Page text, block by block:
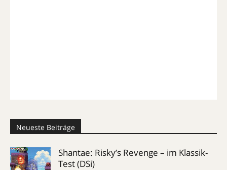
Neueste Beiträge
Shantae: Risky’s Revenge – im Klassik-
Test (DSi)